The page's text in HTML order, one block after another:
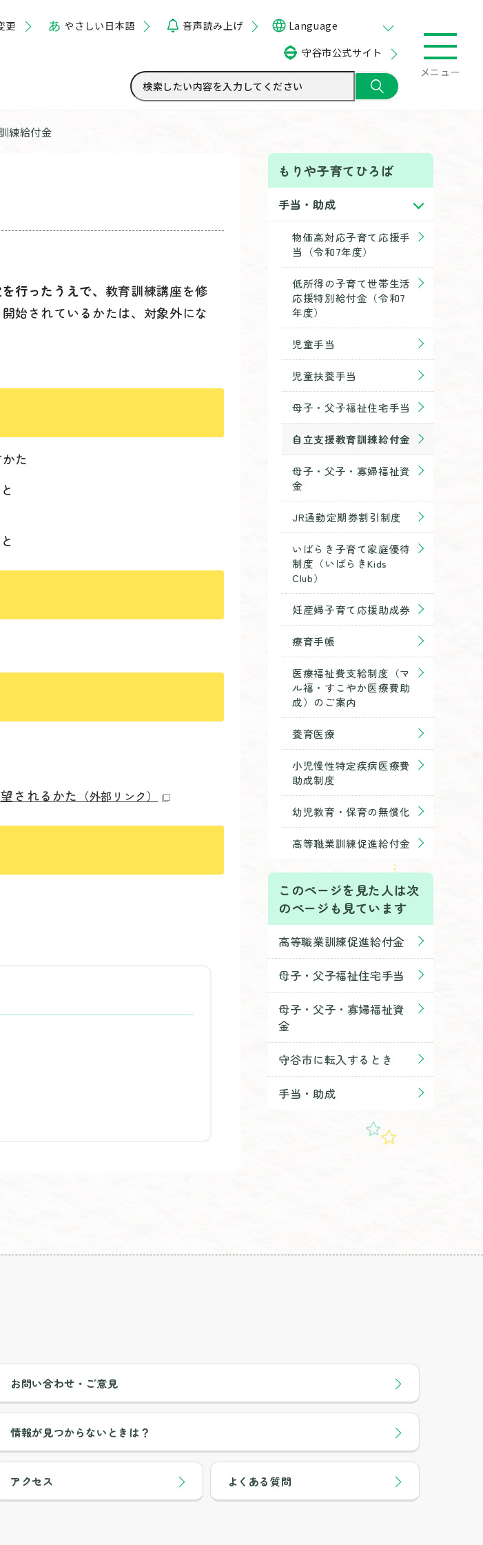
更 やさしい日本語 音声読み上げ
Language
守谷市公式サイト
メニュー
練給付金
行ったうえで、 教育訓練講座を修
始されているかたは、対象外にな
た
されるかた （外部リンク）
もりや子育てひろば
手当・助成
物価高対応子育て応援手
当（令和7年度）
低所得の子育て世帯生活
応援特別給付金（令和7
年度）
児童手当
児童扶養手当
母子・父子福祉住宅手当
自立支援教育訓練給付金
母子・父子・寡婦福祉資
金
JR通勤定期券割引制度
いばらき子育て家庭優待
制度（いばらきKids
Club）
妊産婦子育て応援助成券
療育手帳
医療福祉費支給制度（マ
ル福・すこやか医療費助
成）のご案内
養育医療
小児慢性特定疾病医療費
助成制度
幼児教育・保育の無償化
高等職業訓練促進給付金
このページを見た人は次
のページも見ています
高等職業訓練促進給付金
母子・父子福祉住宅手当
母子・父子・寡婦福祉資
金
守谷市に転入するとき
手当・助成
お問い合わせ・ご意見
情報が見つからないときは？
アクセス よくある質問